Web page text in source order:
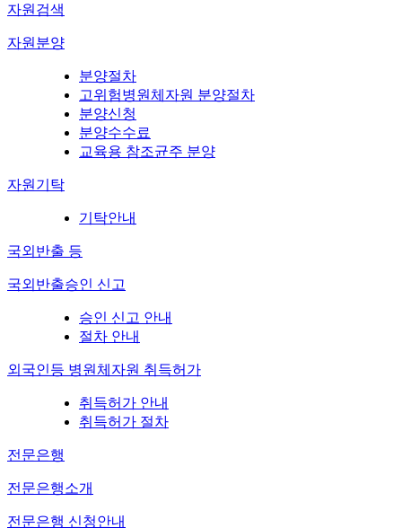
자원검색
자원분양
분양절차
고위험병원체자원 분양절차
분양신청
분양수수료
교육용 참조균주 분양
자원기탁
기탁안내
국외반출 등
국외반출승인 신고
승인 신고 안내
절차 안내
외국인등 병원체자원 취득허가
취득허가 안내
취득허가 절차
전문은행
전문은행소개
전문은행 신청안내